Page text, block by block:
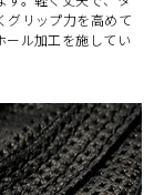
グリップ力を高めて
ール加工を施してい